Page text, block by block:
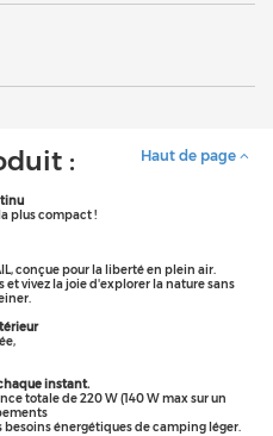
Haut de page
:
plus compact !
conçue pour la liberté en plein air.
vivez la joie d'explorer la nature sans
instant.
totale de 220 W (140 W max sur un
énergétiques de camping léger.